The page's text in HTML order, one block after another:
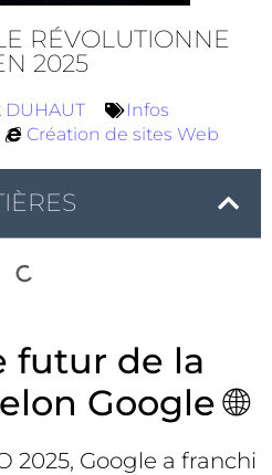
RÉVOLUTIONNE
2025
DUHAUT
Infos
Création de sites Web
futur de la
Google 🌐
2025, Google a franchi